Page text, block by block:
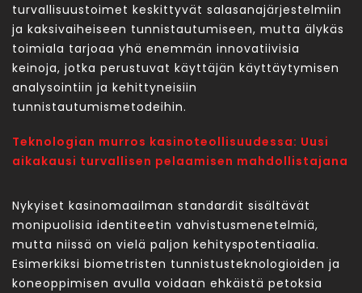
turvallisuustoimet keskittyvät salasanajärjestelmiin
ja kaksivaiheiseen tunnistautumiseen, mutta älykäs
toimiala tarjoaa yhä enemmän innovatiivisia
keinoja, jotka perustuvat käyttäjän käyttäytymisen
analysointiin ja kehittyneisiin
tunnistautumismetodeihin.
Teknologian murros kasinoteollisuudessa: Uusi
aikakausi turvallisen pelaamisen mahdollistajana
Nykyiset kasinomaailman standardit sisältävät
monipuolisia identiteetin vahvistusmenetelmiä,
mutta niissä on vielä paljon kehityspotentiaalia.
Esimerkiksi biometristen tunnistusteknologioiden ja
koneoppimisen avulla voidaan ehkäistä petoksia